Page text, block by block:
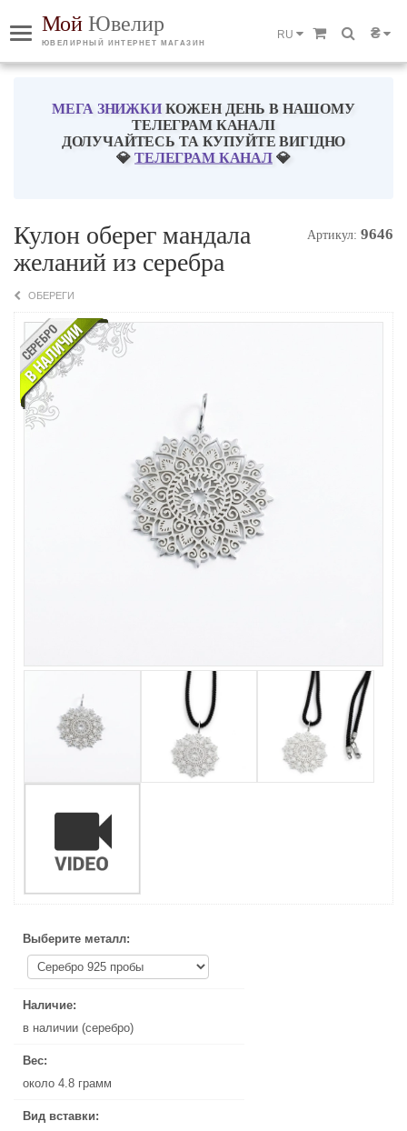
Мой Ювелир
ЮВЕЛИРНЫЙ ИНТЕРНЕТ МАГАЗИН
₴
RU
МЕГА ЗНИЖКИКОЖЕН ДЕНЬ В НАШОМУ
ТЕЛЕГРАМ КАНАЛІ
ДОЛУЧАЙТЕСЬ ТА КУПУЙТЕ ВИГІДНО
💎ТЕЛЕГРАМ КАНАЛ 💎
Кулон оберег мандала
желаний из серебра
Артикул: 9646
ОБЕРЕГИ
Выберите металл:
Наличие:
в наличии (серебро)
Вес:
около 4.8 грамм
Вид вставки: